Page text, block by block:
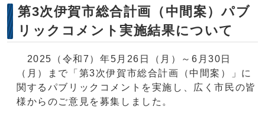
第3次伊賀市総合計画（中間案）パブ
リックコメント実施結果について
2025（令和7）年5月26日（月）～6月30日
（月）まで「第3次伊賀市総合計画（中間案）」に
関するパブリックコメントを実施し、広く市民の皆
様からのご意見を募集しました。